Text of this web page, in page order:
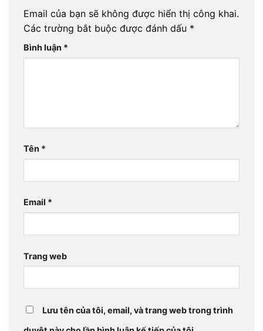
Email của bạn sẽ không được hiển thị công khai.
Các trường bắt buộc được đánh dấu *
Bình luận *
Tên *
Email *
Trang web
Lưu tên của tôi, email, và trang web trong trình